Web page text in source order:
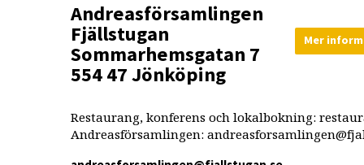
Andreasförsamlingen
Fjällstugan
Sommarhemsgatan 7
554 47 Jönköping
Mer
Restaurang, konferens och lokalbokning:
Andreasförsamlingen: